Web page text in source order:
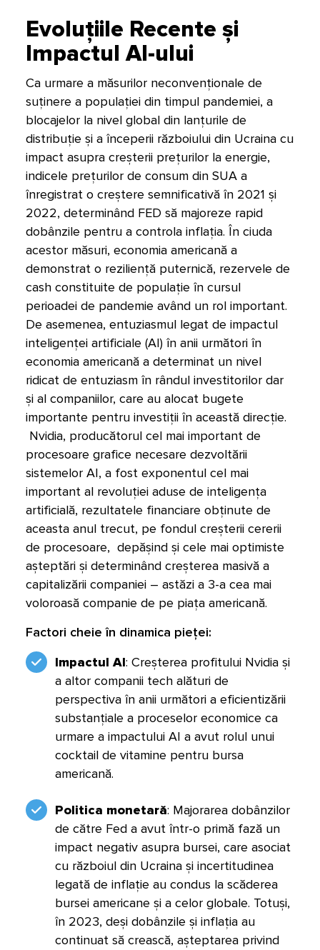
Evoluțiile Recente și
Impactul AI-ului
Ca urmare a măsurilor neconvenționale de
suținere a populației din timpul pandemiei, a
blocajelor la nivel global din lanțurile de
distribuție și a începerii războiului din Ucraina cu
impact asupra creșterii prețurilor la energie,
indicele prețurilor de consum din SUA a
înregistrat o creștere semnificativă în 2021 și
2022, determinând FED să majoreze rapid
dobânzile pentru a controla inflația. În ciuda
acestor măsuri, economia americană a
demonstrat o reziliență puternică, rezervele de
cash constituite de populație în cursul
perioadei de pandemie având un rol important.
De asemenea, entuziasmul legat de impactul
inteligenței artificiale (AI) în anii următori în
economia americană a determinat un nivel
ridicat de entuziasm în rândul investitorilor dar
și al companiilor, care au alocat bugete
importante pentru investiții în această direcție.
Nvidia, producătorul cel mai important de
procesoare grafice necesare dezvoltării
sistemelor AI, a fost exponentul cel mai
important al revoluției aduse de inteligența
artificială, rezultatele financiare obținute de
aceasta anul trecut, pe fondul creșterii cererii
de procesoare, depășind și cele mai optimiste
așteptări și determinând creșterea masivă a
capitalizării companiei – astăzi a 3-a cea mai
voloroasă companie de pe piața americană.
Factori cheie în dinamica pieței:
Impactul AI: Creșterea profitului Nvidia și
a altor companii tech alături de
perspectiva în anii următori a eficientizării
substanțiale a proceselor economice ca
urmare a impactului AI a avut rolul unui
cocktail de vitamine pentru bursa
americană.
Politica monetară: Majorarea dobânzilor
de către Fed a avut într-o primă fază un
impact negativ asupra bursei, care asociat
cu războiul din Ucraina și incertitudinea
legată de inflație au condus la scăderea
bursei americane și a celor globale. Totuși,
în 2023, deși dobânzile și inflația au
continuat să crească, așteptarea privind